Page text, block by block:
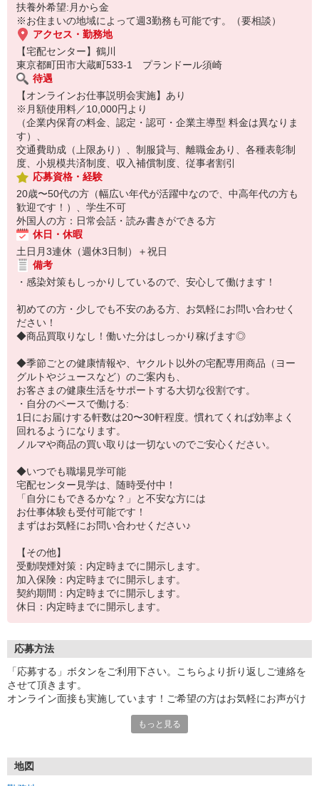
扶養外希望:月から金
※お住まいの地域によって週3勤務も可能です。（要相談）
アクセス・勤務地
【宅配センター】鶴川
東京都町田市大蔵町533-1 プランドール須崎
待遇
【オンラインお仕事説明会実施】あり
※月額使用料／10,000円より
（企業内保育の料金、認定・認可・企業主導型 料金は異なりま
す）、
交通費助成（上限あり）、制服貸与、離職金あり、各種表彰制
度、小規模共済制度、収入補償制度、従事者割引
応募資格・経験
20歳〜50代の方（幅広い年代が活躍中なので、中高年代の方も
歓迎です！）、学生不可
外国人の方：日常会話・読み書きができる方
休日・休暇
土日月3連休（週休3日制）＋祝日
備考
・感染対策もしっかりしているので、安心して働けます！
初めての方・少しでも不安のある方、お気軽にお問い合わせく
ださい！
◆商品買取りなし！働いた分はしっかり稼げます◎
◆季節ごとの健康情報や、ヤクルト以外の宅配専用商品（ヨー
グルトやジュースなど）のご案内も、
お客さまの健康生活をサポートする大切な役割です。
・自分のペースで働ける:
1日にお届けする軒数は20〜30軒程度。慣れてくれば効率よく
回れるようになります。
ノルマや商品の買い取りは一切ないのでご安心ください。
◆いつでも職場見学可能
宅配センター見学は、随時受付中！
「自分にもできるかな？」と不安な方には
お仕事体験も受付可能です！
まずはお気軽にお問い合わせください♪
【その他】
受動喫煙対策：内定時までに開示します。
加入保険：内定時までに開示します。
契約期間：内定時までに開示します。
休日：内定時までに開示します。
応募方法
「応募する」ボタンをご利用下さい。こちらより折り返しご連絡を
させて頂きます。
オンライン面接も実施しています！ご希望の方はお気軽にお声がけ
もっと見る
地図